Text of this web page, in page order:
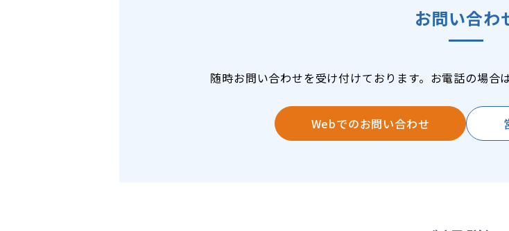
お問い合わ
随時お問い合わせを受け付けております。お電話の場合
Webでのお問い合わせ